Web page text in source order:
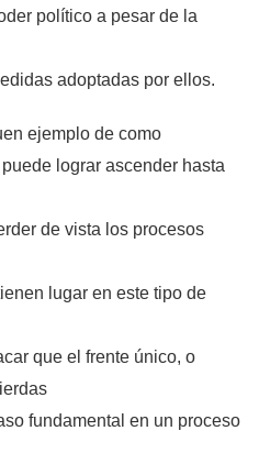
político a pesar de la
adoptadas por ellos.
ejemplo de como
lograr ascender hasta
de vista los procesos
lugar en este tipo de
que el frente único, o
fundamental en un proceso